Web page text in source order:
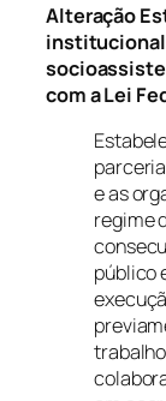
Alteração
com a Lei
e as
regime
público